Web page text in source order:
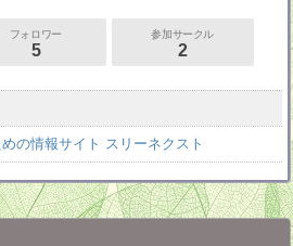
フォロワー
5
参加サークル
2
の情報サイト スリーネクスト